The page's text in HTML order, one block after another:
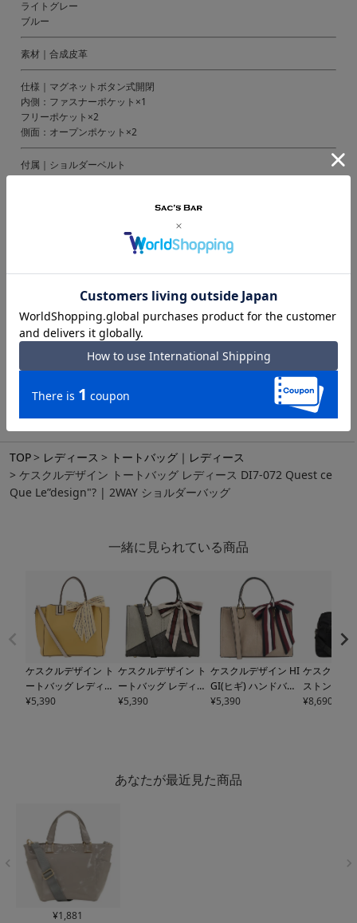
TOP レディース
トートバッグ｜レディース
ケスクルデザイン トートバッグ レディース DI7-072 Quest ce
Que Le”design"? | 2WAY ショルダーバッグ
ライトグレー
ブルー
素材｜合成皮革
仕様｜マグネットボタン式開閉
内側：ファスナーポケット×1
フリーポケット×2
側面：オープンポケット×2
付属｜ショルダーベルト
● 商品の画像は、できるだけ商品に近いカラーにて掲載をしております。
ります。あらかじめご了承ください。
● メーカーサイズ、もしくは実際に測った寸法となります。商品の素材等
の個体差により、若干サイズのばらつきがあります。サイズはあくまでも
目安としてお考えください。
● 天然皮革・素材を使用している商品によっては、天然素材の特性上、部
位により風合いやシミ・シワ感や焦げ、濃淡など多少の個体差がある場合
一緒に見られている商品
ケスクルデザイン ト
ートバッグ レディー
スDI7-080 Quest ce
¥5,390
ケスクルデザイン ト
ートバッグ レディー
スDI7-043 Quest ce
¥5,390
ケスクルデザイン HI
GI(ヒギ) ハンドバッ
グ レディース
¥5,390
ケスクルデ
ストンバッ
ースDI7-
¥8,690
あなたが最近見た商品
¥1,881